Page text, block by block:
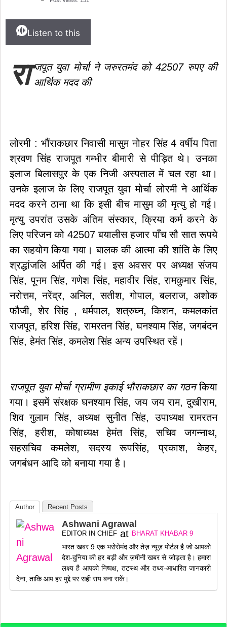
मांग,पूर्व सैनिकों को टोल टैक्स में पूर्ण छूट
Listen to this
रा जपूत युवा मोर्चा ने जरुरतमंद को 42507 रुपए की
आर्थिक मदद की
लोरमी : भौंराकछार निवासी मासुम नोहर सिंह 4 वर्षीय पिता
श्रवण सिंह राजपूत गम्भीर बीमारी से पीड़ित थे। उनका
इलाज बिलासपुर के एक निजी अस्पताल में चल रहा था।
उनके इलाज के लिए राजपूत युवा मोर्चा लोरमी ने आर्थिक
मदद करने ठाना था कि इसी बीच मासुम की मृत्यु हो गई।
मृत्यु उपरांत उसके अंतिम संस्कार, क्रिया कर्म करने के
लिए परिजन को 42507 बयालीस हजार पाँच सौ सात रूपये
का सहयोग किया गया। बालक की आत्मा की शांति के लिए
श्रद्धांजलि अर्पित की गई। इस अवसर पर अध्यक्ष संजय
सिंह, पूनम सिंह, गणेश सिंह, महावीर सिंह, रामकुमार सिंह,
नरोत्तम, नरेंद्र, अनिल, सतीश, गोपाल, बलराज, अशोक
फौजी, शेर सिंह , धर्मपाल, शत्रुघ्न, किशन, कमलकांत
राजपूत, हरिश सिंह, रामरतन सिंह, घनश्याम सिंह, जगबंदन
सिंह, हेमंत सिंह, कमलेश सिंह अन्य उपस्थित रहें।
राजपूत युवा मोर्चा ग्रामीण इकाई भौराकछार का गठनकिया
गया। इसमें संरक्षक घनश्याम सिंह, जय जय राम, दुखीराम,
शिव गुलाम सिंह, अध्यक्ष सुनीत सिंह, उपाध्यक्ष रामरतन
सिंह, हरीश, कोषाध्यक्ष हेमंत सिंह, सचिव जगन्नाथ,
सहसचिव कमलेश, सदस्य रूपसिंह, प्रकाश, केहर,
जगबंधन आदि को बनाया गया है।
Author Recent Posts
Ashwani Agrawal
EDITOR IN CHIEF at BHARAT KHABAR 9
भारत खबर 9 एक भरोसेमंद और तेज़ न्यूज़ पोर्टल है जो आपको
देश-दुनिया की हर बड़ी और ज़मीनी खबर से जोड़ता है। हमारा
लक्ष्य है आपको निष्पक्ष, तटस्थ और तथ्य-आधारित जानकारी
देना, ताकि आप हर मुद्दे पर सही राय बना सकें।